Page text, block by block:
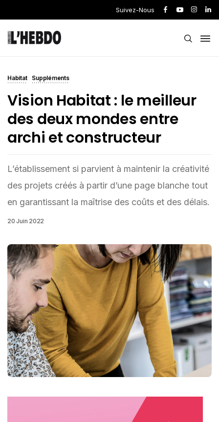
Suivez-Nous
Habitat Suppléments
Vision Habitat : le meilleur
des deux mondes entre
archi et constructeur
L’établissement si parvient à maintenir la créativité
des projets créés à partir d’une page blanche tout
en garantissant la maîtrise des coûts et des délais.
20 Juin 2022